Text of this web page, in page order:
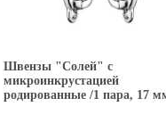
Швензы "Солей" с
микроинкрустацией
родированные /1 пара, 17